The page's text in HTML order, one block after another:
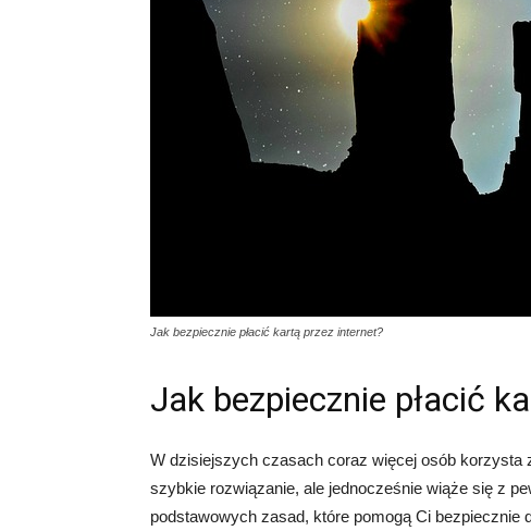
Jak bezpiecznie płacić kartą przez internet?
Jak bezpiecznie płacić
W dzisiejszych czasach coraz więcej osób korzysta
szybkie rozwiązanie, ale jednocześnie wiąże się z
podstawowych zasad, które pomogą Ci bezpiecznie